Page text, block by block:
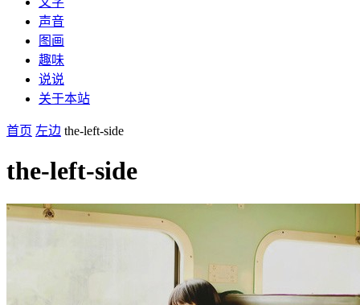
声音
图画
趣味
说说
关于本站
首页 左边 the-left-side
the-left-side